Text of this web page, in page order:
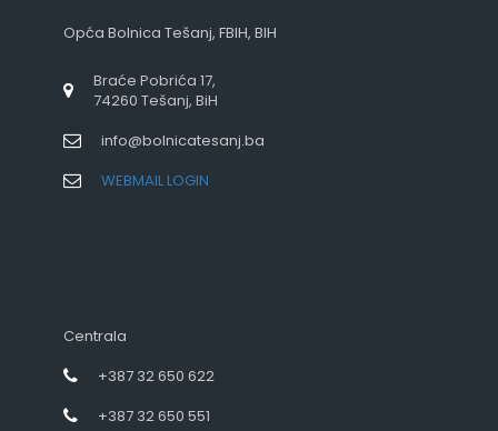
Opća Bolnica Tešanj, FBIH, BIH
Braće Pobrića 17,
74260 Tešanj, BiH
info@bolnicatesanj.ba
WEBMAIL LOGIN
Centrala
+387 32 650 622
+387 32 650 551